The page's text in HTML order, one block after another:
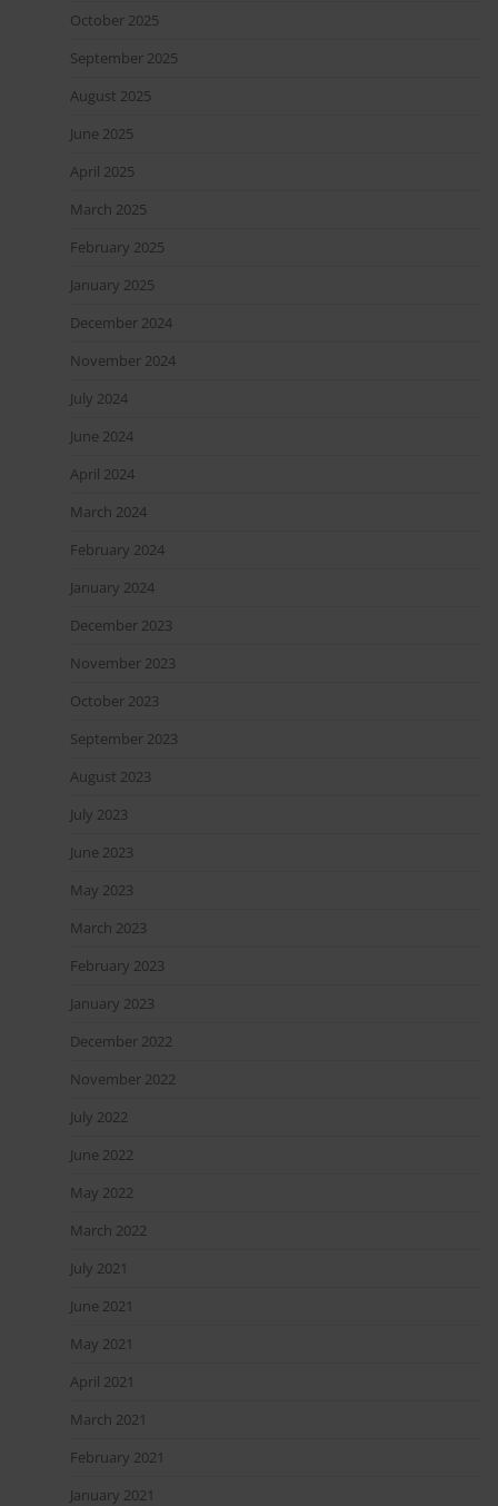
October 2025
September 2025
August 2025
June 2025
April 2025
March 2025
February 2025
January 2025
December 2024
November 2024
July 2024
June 2024
April 2024
March 2024
February 2024
January 2024
December 2023
November 2023
October 2023
September 2023
August 2023
July 2023
June 2023
May 2023
March 2023
February 2023
January 2023
December 2022
November 2022
July 2022
June 2022
May 2022
March 2022
July 2021
June 2021
May 2021
April 2021
March 2021
February 2021
January 2021